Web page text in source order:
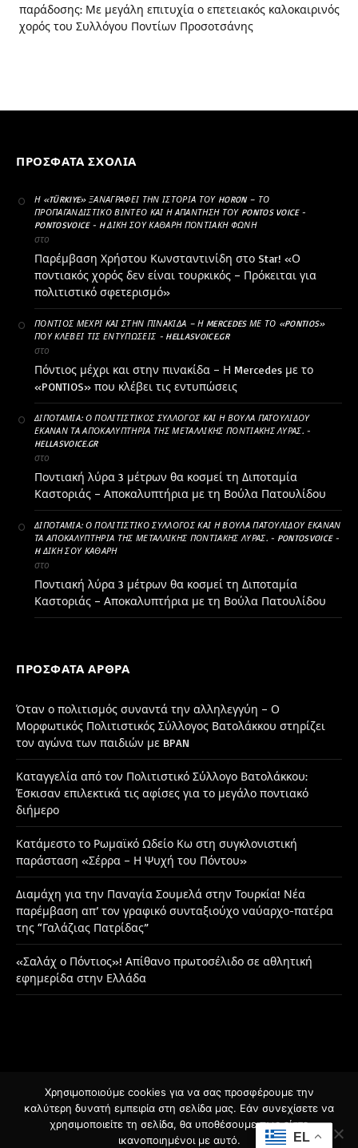
παράδοσης: Με μεγάλη επιτυχία ο επετειακός καλοκαιρινός
χορός του Συλλόγου Ποντίων Προσοτσάνης
ΠΡΌΣΦΑΤΑ ΣΧΌΛΙΑ
Η «TÜRKIYE» ΞΑΝΑΓΡΆΦΕΙ ΤΗΝ ΙΣΤΟΡΊΑ ΤΟΥ HORON – ΤΟ
ΠΡΟΠΑΓΑΝΔΙΣΤΙΚΌ ΒΊΝΤΕΟ ΚΑΙ Η ΑΠΆΝΤΗΣΗ ΤΟΥ PONTOS VOICE -
PONTOSVOICE - H ΔΙΚΉ ΣΟΥ ΚΑΘΑΡΗ ΠΟΝΤΙΑΚΉ ΦΩΝΉ
στο
Παρέμβαση Χρήστου Κωνσταντινίδη στο Star! «Ο
ποντιακός χορός δεν είναι τουρκικός – Πρόκειται για
πολιτιστικό σφετερισμό»
ΠΌΝΤΙΟΣ ΜΈΧΡΙ ΚΑΙ ΣΤΗΝ ΠΙΝΑΚΊΔΑ – Η MERCEDES ΜΕ ΤΟ «PONTIOS»
ΠΟΥ ΚΛΈΒΕΙ ΤΙΣ ΕΝΤΥΠΏΣΕΙΣ - HELLASVOICE.GR
στο
Πόντιος μέχρι και στην πινακίδα – Η Mercedes με το
«PONTIOS» που κλέβει τις εντυπώσεις
ΔΙΠΟΤΑΜΊΑ: Ο ΠΟΛΙΤΙΣΤΙΚΌΣ ΣΎΛΛΟΓΟΣ ΚΑΙ Η ΒΟΎΛΑ ΠΑΤΟΥΛΊΔΟΥ
ΈΚΑΝΑΝ ΤΑ ΑΠΟΚΑΛΥΠΤΉΡΙΑ ΤΗΣ ΜΕΤΑΛΛΙΚΉΣ ΠΟΝΤΙΑΚΉΣ ΛΎΡΑΣ. -
HELLASVOICE.GR
στο
Ποντιακή λύρα 3 μέτρων θα κοσμεί τη Διποταμία
Καστοριάς – Αποκαλυπτήρια με τη Βούλα Πατουλίδου
ΔΙΠΟΤΑΜΊΑ: Ο ΠΟΛΙΤΙΣΤΙΚΌ ΣΎΛΛΟΓΟΣ ΚΑΙ Η ΒΟΎΛΑ ΠΑΤΟΥΛΊΔΟΥ ΈΚΑΝΑΝ
ΤΑ ΑΠΟΚΑΛΥΠΤΉΡΙΑ ΤΗΣ ΜΕΤΑΛΛΙΚΉΣ ΠΟΝΤΙΑΚΉΣ ΛΎΡΑΣ. - PONTOSVOICE -
H ΔΙΚΉ ΣΟΥ ΚΑΘΑΡΗ
στο
Ποντιακή λύρα 3 μέτρων θα κοσμεί τη Διποταμία
Καστοριάς – Αποκαλυπτήρια με τη Βούλα Πατουλίδου
ΠΡΌΣΦΑΤΑ ΆΡΘΡΑ
Όταν ο πολιτισμός συναντά την αλληλεγγύη – Ο
Μορφωτικός Πολιτιστικός Σύλλογος Βατολάκκου στηρίζει
τον αγώνα των παιδιών με BPAN
Καταγγελία από τον Πολιτιστικό Σύλλογο Βατολάκκου:
Έσκισαν επιλεκτικά τις αφίσες για το μεγάλο ποντιακό
διήμερο
Κατάμεστο το Ρωμαϊκό Ωδείο Κω στη συγκλονιστική
παράσταση «Σέρρα – Η Ψυχή του Πόντου»
Διαμάχη για την Παναγία Σουμελά στην Τουρκία! Νέα
παρέμβαση απ’ τον γραφικό συνταξιούχο ναύαρχο-πατέρα
της “Γαλάζιας Πατρίδας”
«Σαλάχ ο Πόντιος»! Απίθανο πρωτοσέλιδο σε αθλητική
εφημερίδα στην Ελλάδα
FacebookInstagram
EL
Χρησιμοποιούμε cookies για να σας προσφέρουμε την
καλύτερη δυνατή εμπειρία στη σελίδα μας. Εάν συνεχίσετε να
χρησιμοποιείτε τη σελίδα, θα υποθέσουμε πως είστε
ικανοποιημένοι με αυτό.